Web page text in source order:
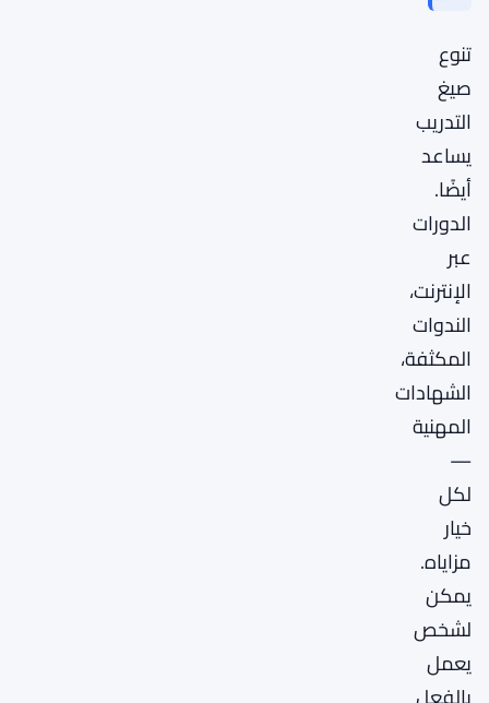
تنوع
صيغ
التدريب
يساعد
أيضًا.
الدورات
عبر
الإنترنت،
الندوات
المكثفة،
الشهادات
المهنية
—
لكل
خيار
مزاياه.
يمكن
لشخص
يعمل